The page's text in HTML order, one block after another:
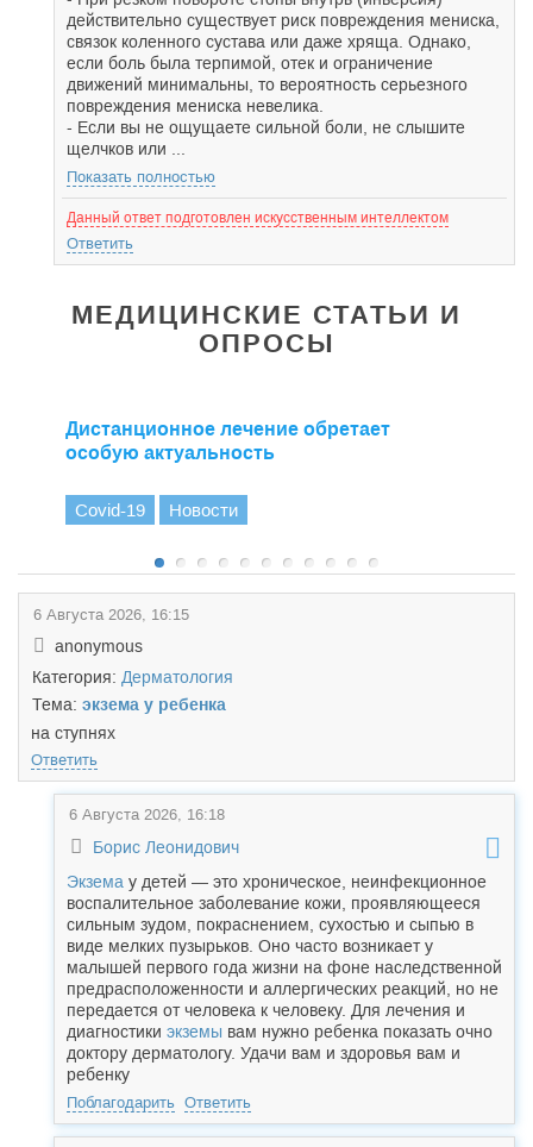
действительно существует риск повреждения мениска,
связок коленного сустава или даже хряща. Однако,
если боль была терпимой, отек и ограничение
движений минимальны, то вероятность серьезного
повреждения мениска невелика.
- Если вы не ощущаете сильной боли, не слышите
щелчков или ...
Показать полностью
Данный ответ подготовлен искусственным интеллектом
Ответить
МЕДИЦИНСКИЕ СТАТЬИ И
ОПРОСЫ
Дистанционное лечение обретает
особую актуальность
Covid-19 Новости
6 Августа 2026, 16:15
anonymous
Категория: Дерматология
Тема: экзема у ребенка
на ступнях
Ответить
6 Августа 2026, 16:18
Борис Леонидович
Экзема у детей — это хроническое, неинфекционное
воспалительное заболевание кожи, проявляющееся
сильным зудом, покраснением, сухостью и сыпью в
виде мелких пузырьков. Оно часто возникает у
малышей первого года жизни на фоне наследственной
предрасположенности и аллергических реакций, но не
передается от человека к человеку. Для лечения и
диагностики экземы вам нужно ребенка показать очно
доктору дерматологу. Удачи вам и здоровья вам и
ребенку
Поблагодарить Ответить